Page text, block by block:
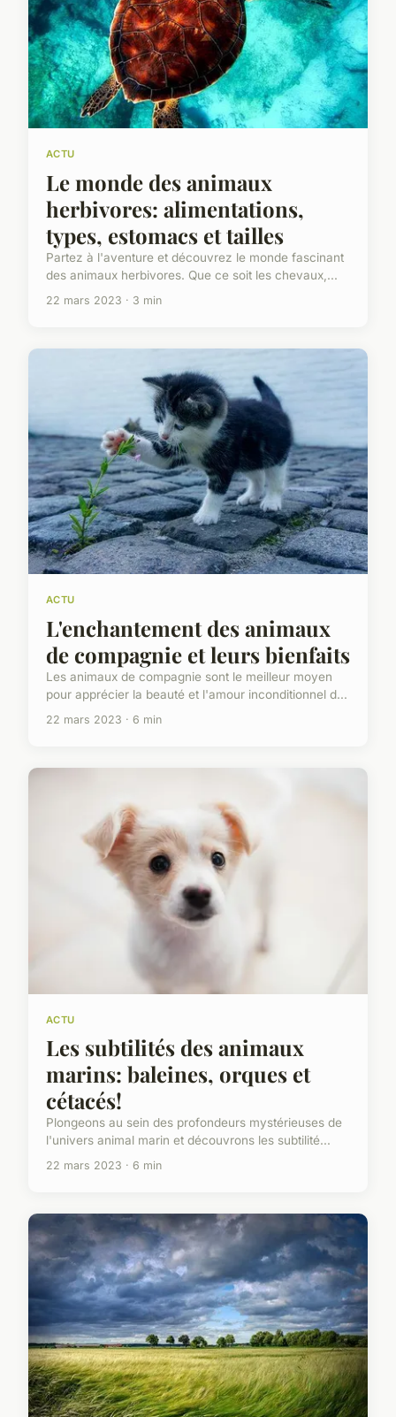
ACTU
Le monde des animaux
herbivores: alimentations,
types, estomacs et tailles
Partez à l'aventure et découvrez le monde fascinant
des animaux herbivores. Que ce soit les chevaux,...
22 mars 2023 · 3 min
ACTU
L'enchantement des animaux
de compagnie et leurs bienfaits
Les animaux de compagnie sont le meilleur moyen
pour apprécier la beauté et l'amour inconditionnel d...
22 mars 2023 · 6 min
ACTU
Les subtilités des animaux
marins: baleines, orques et
cétacés!
Plongeons au sein des profondeurs mystérieuses de
l'univers animal marin et découvrons les subtilité...
22 mars 2023 · 6 min